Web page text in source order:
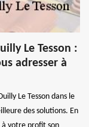
Le Tesson :
adresser à
Le Tesson dans le
des solutions. En